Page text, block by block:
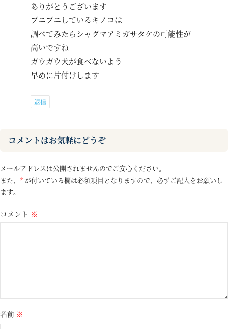
ありがとうございます
ブニブニしているキノコは
調べてみたらシャグマアミガサタケの可能性が
高いですね
ガウガウ犬が食べないよう
早めに片付けします
返信
コメントはお気軽にどうぞ
メールアドレスは公開されませんのでご安心ください。
また、 * が付いている欄は必須項目となりますので、必ずご記入をお願いし
ます。
コメント ※
名前 ※